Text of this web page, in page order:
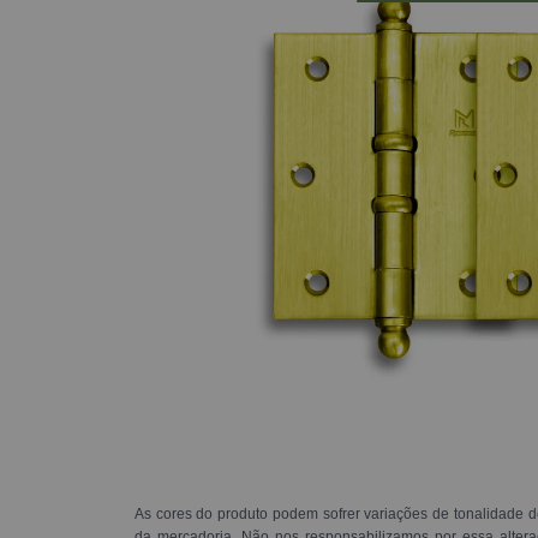
As cores do produto podem sofrer variações de tonalidade